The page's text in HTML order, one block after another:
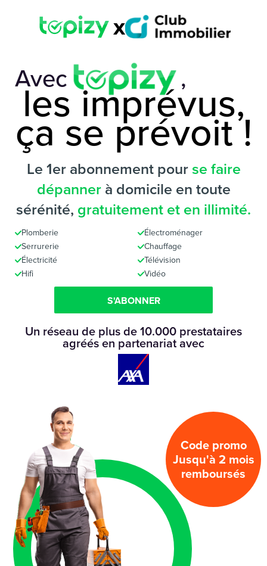
x
Avec
,
les imprévus,
ça se prévoit !
Le 1er abonnement pourse faire
dépannerà domicile en toute
sérénité, gratuitement et en illimité.
Plomberie
Électroménager
Serrurerie
Chauffage
Électricité
Télévision
Hifi
Vidéo
S'ABONNER
Un réseau de plus de 10.000 prestataires
agréés en partenariat avec
Code promo
Jusqu'à 2 mois
remboursés